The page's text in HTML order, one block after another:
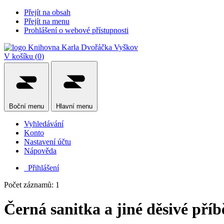
Přejít na obsah
Přejít na menu
Prohlášení o webové přístupnosti
V košíku (0)
Boční menu Hlavní menu
Vyhledávání
Konto
Nastavení účtu
Nápověda
Přihlášení
Počet záznamů: 1
Černá sanitka a jiné děsivé